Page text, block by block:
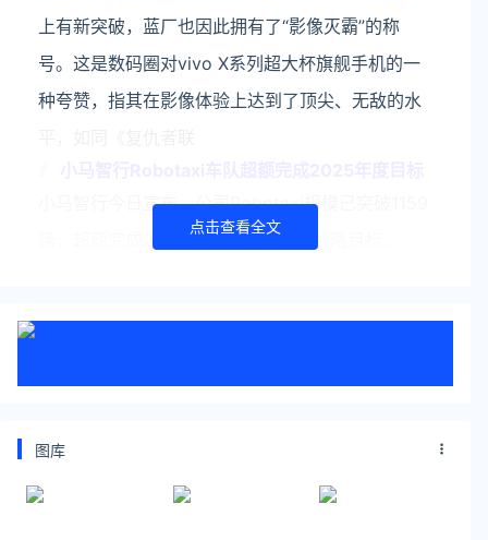
上有新突破，蓝厂也因此拥有了“影像灭霸”的称
号。这是数码圈对vivo X系列超大杯旗舰手机的一
种夸赞，指其在影像体验上达到了顶尖、无敌的水
小马智行今日宣布，公司Robotaxi规模已突破1159
辆，超额完成2025年千辆Robotaxi战略目标。
友情链接：
https://www.ijiandao.com/
安全、绿色软件下载就上极速下载站：
点击查看全文
图库